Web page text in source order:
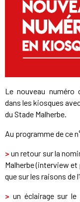
Le nouveau numéro
dans les kiosques
du Stade Malherbe.
Au programme de ce
> un retour sur la
Malherbe (interview
que sur les raisons de
> un éclairage sur